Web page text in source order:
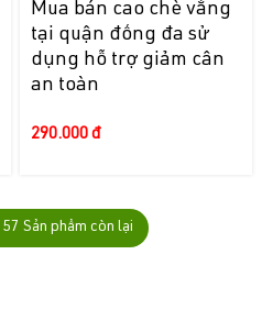
Mua bán cao chè vằng
tại quận đống đa sử
dụng hỗ trợ giảm cân
an toàn
290.000 đ
Sản phẩm còn lại